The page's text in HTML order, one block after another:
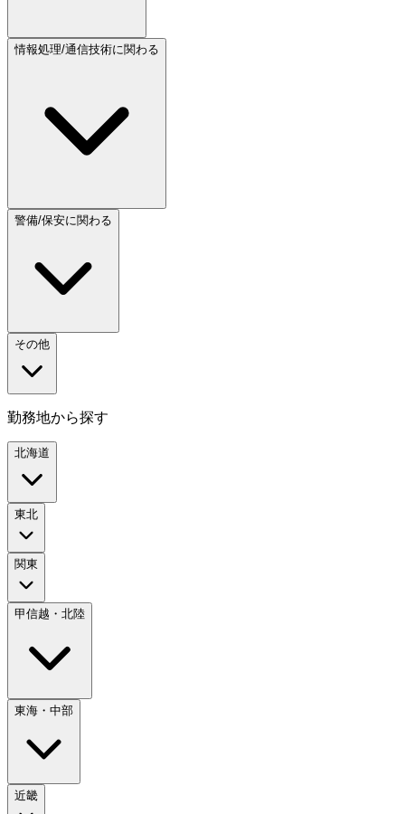
情報処理/通信技術に関わる
警備/保安に関わる
その他
勤務地から探す
北海道
東北
関東
甲信越・北陸
東海・中部
近畿